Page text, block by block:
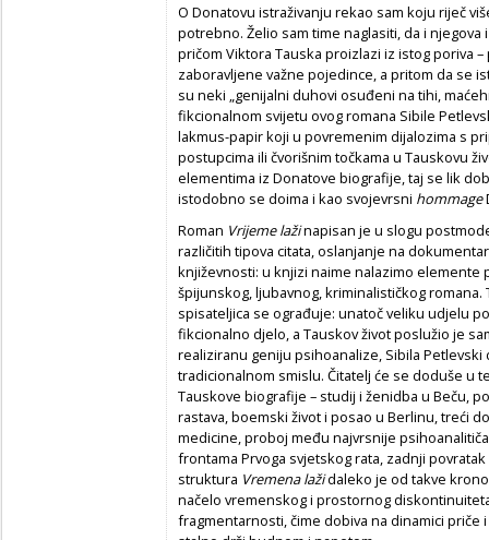
O Donatovu istraživanju rekao sam koju riječ
potrebno. Želio sam time naglasiti, da i
pričom Viktora Tauska proizlazi iz istog poriva
zaboravljene važne pojedince, a pritom da se
su neki „genijalni duhovi osuđeni na tihi,
fikcionalnom svijetu ovog romana Sibile
lakmus-papir koji u povremenim dijalozima s
postupcima ili čvorišnim točkama u Tauskovu
elementima iz Donatove biografije, taj se lik
istodobno se doima i kao svojevrsni hommage
Roman Vrijeme lažinapisan je u slogu
različitih tipova citata, oslanjanje na
književnosti: u knjizi naime nalazimo elemente
špijunskog, ljubavnog, kriminalističkog
spisateljica se ograđuje: unatoč veliku udjelu
fikcionalno djelo, a Tauskov život poslužio je
realiziranu geniju psihoanalize, Sibila
tradicionalnom smislu. Čitatelj će se doduše u
Tauskove biografije – studij i ženidba u Beču,
rastava, boemski život i posao u Berlinu, treći
medicine, proboj među najvrsnije
frontama Prvoga svjetskog rata, zadnji
struktura Vremena lažidaleko je od takve
načelo vremenskog i prostornog
fragmentarnosti, čime dobiva na dinamici